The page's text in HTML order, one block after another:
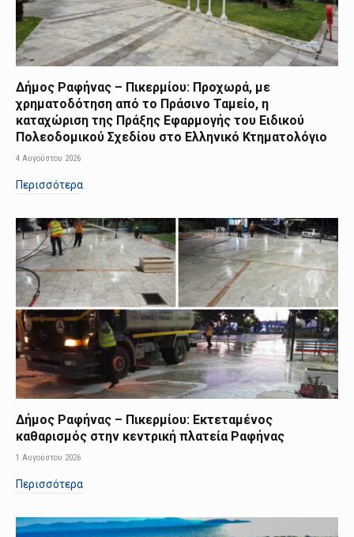
Δήμος Ραφήνας – Πικερμίου: Προχωρά, με
χρηματοδότηση από το Πράσινο Ταμείο, η
καταχώριση της Πράξης Εφαρμογής του Ειδικού
Πολεοδομικού Σχεδίου στο Ελληνικό Κτηματολόγιο
4 Αυγούστου 2026
Περισσότερα
Δήμος Ραφήνας – Πικερμίου: Εκτεταμένος
καθαρισμός στην κεντρική πλατεία Ραφήνας
1 Αυγούστου 2026
Περισσότερα